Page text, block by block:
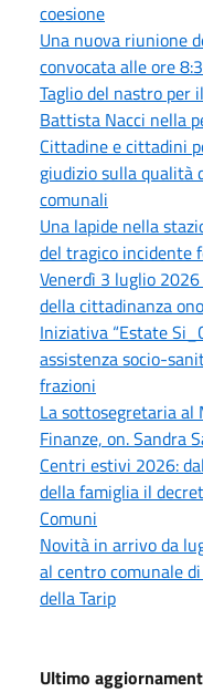
coesione
Una nuova riunione
convocata alle ore
Taglio del nastro per
Battista Nacci nella
Cittadine e cittadini
giudizio sulla qualità
comunali
Una lapide nella
del tragico incidente
Venerdì 3 luglio
della cittadinanza
Iniziativa “Estate
assistenza socio-
frazioni
La sottosegretaria al
Finanze, on. Sandra
Centri estivi 2026:
della famiglia il
Comuni
Novità in arrivo da
al centro comunale
della Tarip
Ultimo